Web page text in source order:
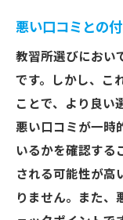
悪い口コミとの
教習所選びにおい
です。しかし、こ
ことで、より良い
悪い口コミが一時
いるかを確認する
される可能性が高
りません。また、